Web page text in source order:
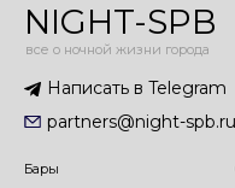
Бары
Написать в Telegram
partners@night-spb.ru
все о ночной жизни города
NIGHT-SPB